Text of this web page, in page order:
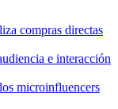
compras directas
e interacción
microinfluencers